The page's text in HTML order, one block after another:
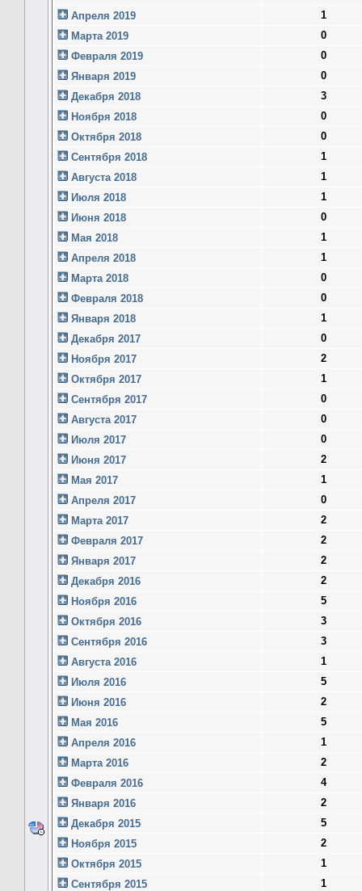
Апреля 2019
1
Марта 2019
0
Февраля 2019
0
Января 2019
0
Декабря 2018
3
Ноября 2018
0
Октября 2018
0
Сентября 2018
1
Августа 2018
1
Июля 2018
1
Июня 2018
0
Мая 2018
1
Апреля 2018
1
Марта 2018
0
Февраля 2018
0
Января 2018
1
Декабря 2017
0
Ноября 2017
2
Октября 2017
1
Сентября 2017
0
Августа 2017
0
Июля 2017
0
Июня 2017
2
Мая 2017
1
Апреля 2017
0
Марта 2017
2
Февраля 2017
2
Января 2017
2
Декабря 2016
2
Ноября 2016
5
Октября 2016
3
Сентября 2016
3
Августа 2016
1
Июля 2016
5
Июня 2016
2
Мая 2016
5
Апреля 2016
1
Марта 2016
2
Февраля 2016
4
Января 2016
2
Декабря 2015
5
Ноября 2015
2
Октября 2015
1
Сентября 2015
1